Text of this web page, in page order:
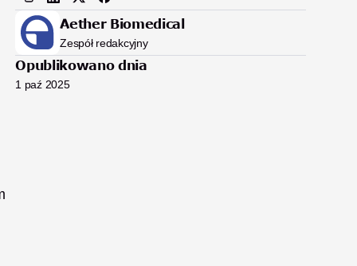
Aether Biomedical
Zespół redakcyjny
Opublikowano dnia
1 paź 2025